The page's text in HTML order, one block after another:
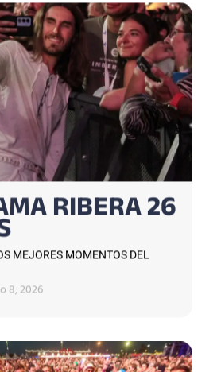
RIBERA 26
MEJORES MOMENTOS DEL
8, 2026